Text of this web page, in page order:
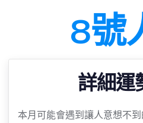
8號
詳細運
本月可能會遇到讓人意想不